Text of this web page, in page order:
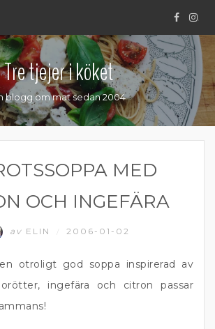
.
Tre tjejer i köket
blogg om mat sedan 2004
MED
OCH INGEFÄRA
av ELIN 2006-01-02
otroligt god soppa inspirerad av
ingefära och citron passar